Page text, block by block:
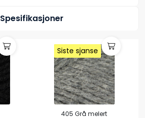
Spesifikasjoner
Siste sjanse
Siste sjanse
Siste sjanse
405 Grå melert